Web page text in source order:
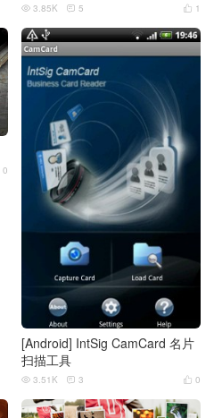
 1
 3.85K  5
0
[Android] IntSig CamCard 名片
扫描工具
 0
 3.51K  3